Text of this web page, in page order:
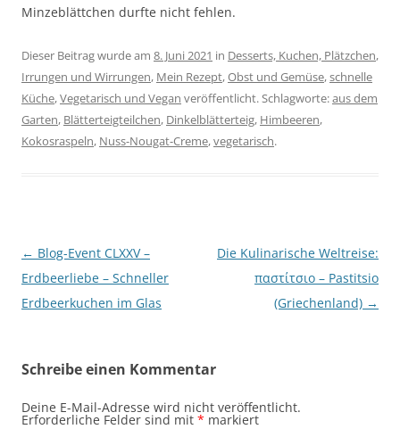
Minzeblättchen durfte nicht fehlen.
Dieser Beitrag wurde am 8. Juni 2021 in Desserts, Kuchen, Plätzchen,
Irrungen und Wirrungen, Mein Rezept,Obst und Gemüse,schnelle
Küche,Vegetarisch und Vegan veröffentlicht. Schlagworte:aus dem
Garten, Blätterteigteilchen, Dinkelblätterteig, Himbeeren,
Kokosraspeln, Nuss-Nougat-Creme,vegetarisch.
Beitragsnavigation
← Blog-Event CLXXV –
Erdbeerliebe – Schneller
Erdbeerkuchen im Glas
Die Kulinarische Weltreise:
παστίτσιο – Pastitsio
(Griechenland) →
Schreibe einen Kommentar
Deine E-Mail-Adresse wird nicht veröffentlicht.
Erforderliche Felder sind mit * markiert